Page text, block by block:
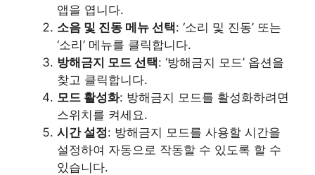
앱을 엽니다.
소음 및 진동 메뉴 선택: ‘소리 및 진동’ 또는
‘소리’ 메뉴를 클릭합니다.
방해금지 모드 선택: ‘방해금지 모드’ 옵션을
찾고 클릭합니다.
모드 활성화: 방해금지 모드를 활성화하려면
스위치를 켜세요.
시간 설정: 방해금지 모드를 사용할 시간을
설정하여 자동으로 작동할 수 있도록 할 수
있습니다.